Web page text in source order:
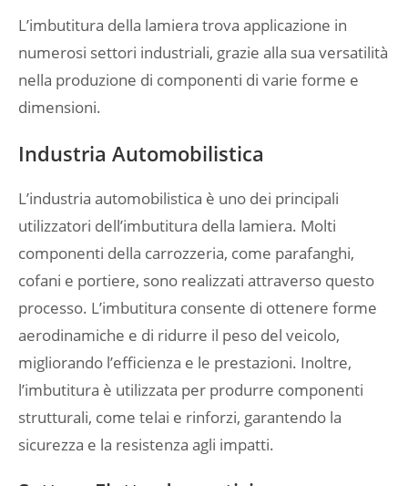
L’imbutitura della lamiera trova applicazione in
numerosi settori industriali, grazie alla sua versatilità
nella produzione di componenti di varie forme e
dimensioni.
Industria Automobilistica
L’industria automobilistica è uno dei principali
utilizzatori dell’imbutitura della lamiera. Molti
componenti della carrozzeria, come parafanghi,
cofani e portiere, sono realizzati attraverso questo
processo. L’imbutitura consente di ottenere forme
aerodinamiche e di ridurre il peso del veicolo,
migliorando l’efficienza e le prestazioni. Inoltre,
l’imbutitura è utilizzata per produrre componenti
strutturali, come telai e rinforzi, garantendo la
sicurezza e la resistenza agli impatti.